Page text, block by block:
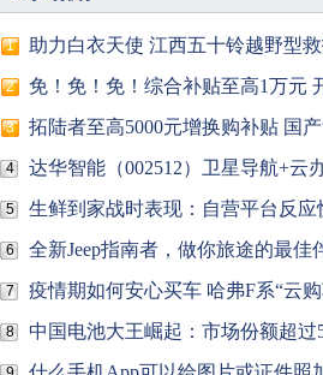
1 助力白衣天使 江西五十铃越野型
2 免！免！免！综合补贴至高1万元
3 拓陆者至高5000元增换购补贴 国
4 达华智能（002512）卫星导航+云
5 生鲜到家战时表现：自营平台反应
6 全新Jeep指南者，做你旅途的最佳
7 疫情期如何安心买车 哈弗F系“云
8 中国电池大王崛起：市场份额超过